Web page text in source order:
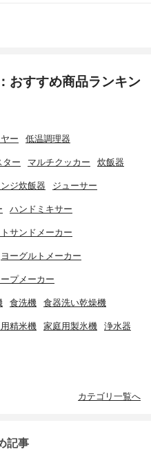
おすすめ商品ランキン
ー 低温調理器
ター マルチクッカー 炊飯器
ジ炊飯器 ジューサー
ハンドミキサー
サンドメーカー
ヨーグルトメーカー
プメーカー
食洗機 食器洗い乾燥機
精米機 家庭用製氷機 浄水器
カテゴリ一覧へ
記事